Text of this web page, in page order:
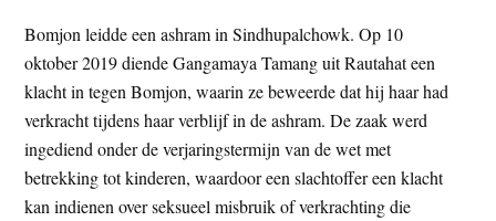
Bomjon leidde een ashram in Sindhupalchowk. Op 10
oktober 2019 diende Gangamaya Tamang uit Rautahat een
klacht in tegen Bomjon, waarin ze beweerde dat hij haar had
verkracht tijdens haar verblijf in de ashram. De zaak werd
ingediend onder de verjaringstermijn van de wet met
betrekking tot kinderen, waardoor een slachtoffer een klacht
kan indienen over seksueel misbruik of verkrachting die